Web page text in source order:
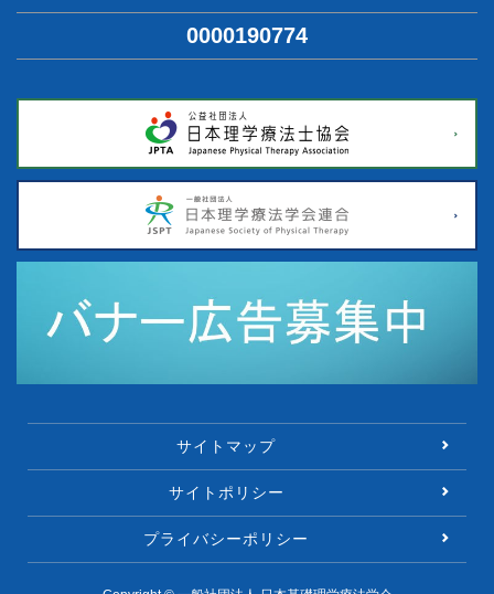
0000190774
サイトマップ
サイトポリシー
プライバシーポリシー